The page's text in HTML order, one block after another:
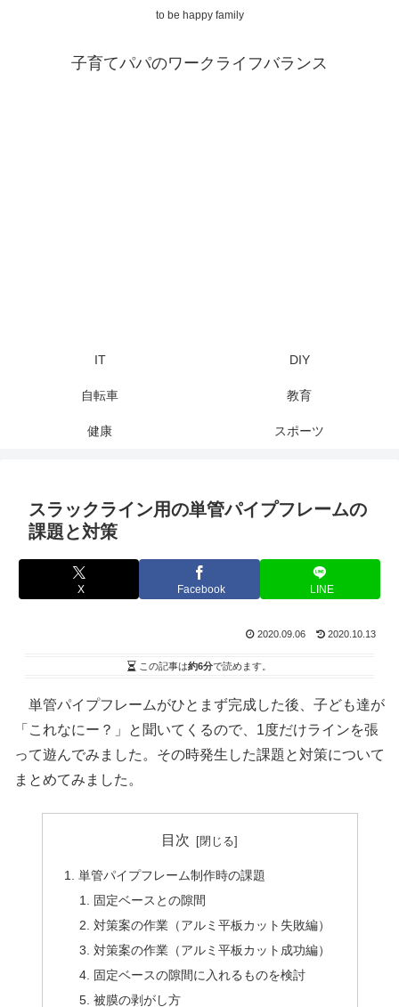
to be happy family
子育てパパのワークライフバランス
IT DIY
自転車 教育
健康 スポーツ
スラックライン用の単管パイプフレームの
課題と対策
X Facebook LINE
2020.09.06 2020.10.13
この記事は約6分で読めます。
単管パイプフレームがひとまず完成した後、子ども達が
「これなにー？」と聞いてくるので、1度だけラインを張
って遊んでみました。その時発生した課題と対策について
まとめてみました。
目次
単管パイプフレーム制作時の課題
固定ベースとの隙間
対策案の作業（アルミ平板カット失敗編）
対策案の作業（アルミ平板カット成功編）
固定ベースの隙間に入れるものを検討
被膜の剥がし方